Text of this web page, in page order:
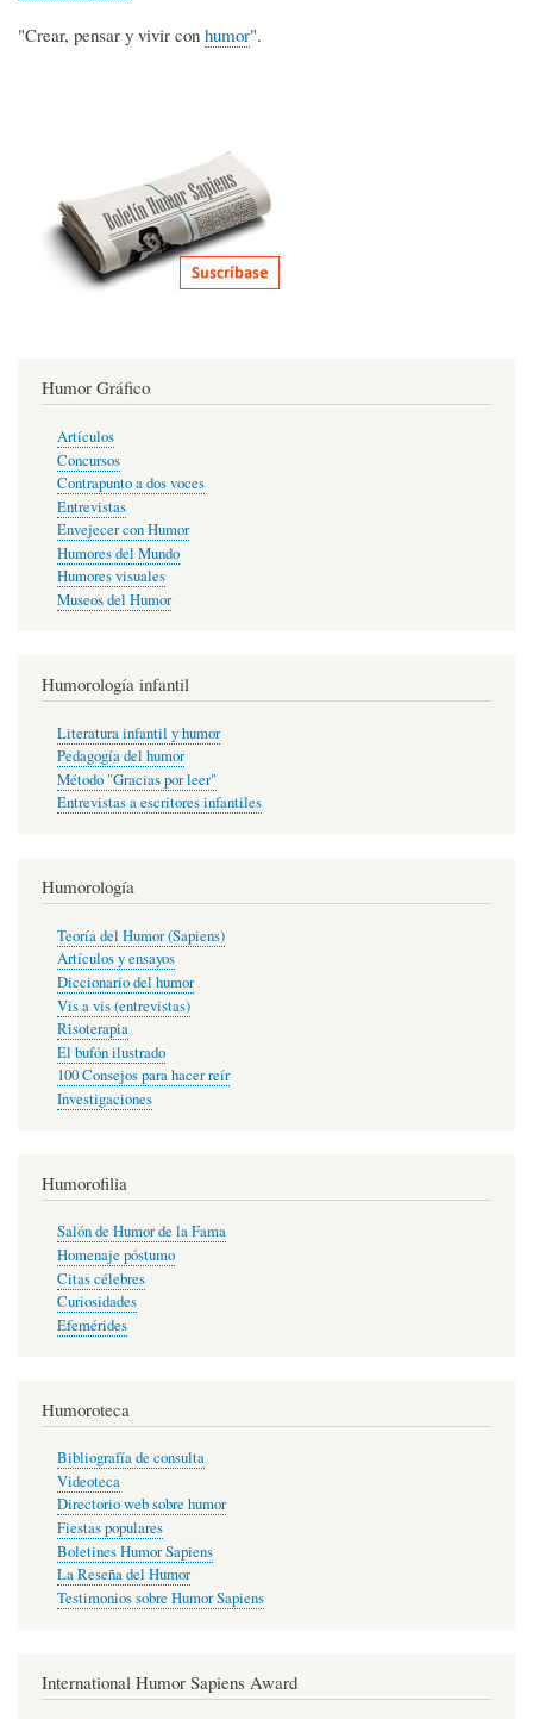
"Crear, pensar y vivir con humor".
Humor Gráfico
Artículos
Concursos
Contrapunto a dos voces
Entrevistas
Envejecer con Humor
Humores del Mundo
Humores visuales
Museos del Humor
Humorología infantil
Literatura infantil y humor
Pedagogía del humor
Método "Gracias por leer"
Entrevistas a escritores infantiles
Humorología
Teoría del Humor (Sapiens)
Artículos y ensayos
Diccionario del humor
Vis a vis (entrevistas)
Risoterapia
El bufón ilustrado
100 Consejos para hacer reír
Investigaciones
Humorofilia
Salón de Humor de la Fama
Homenaje póstumo
Citas célebres
Curiosidades
Efemérides
Humoroteca
Bibliografía de consulta
Videoteca
Directorio web sobre humor
Fiestas populares
Boletines Humor Sapiens
La Reseña del Humor
Testimonios sobre Humor Sapiens
International Humor Sapiens Award